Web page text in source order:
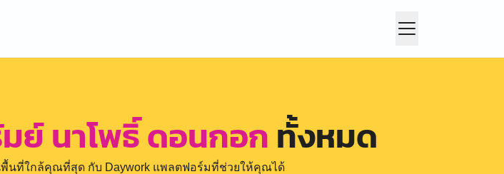
ย์ นาโพธิ์ ดอนกอก ทั้งหมด
นที่ใกล้คุณที่สุด กับ Daywork แพลตฟอร์มที่ช่วยให้คุณได้